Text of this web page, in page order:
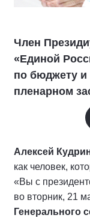
Член
«Единой
по бюджету и
пленарном
Алексей
как человек,
«Вы с
во вторник, 21
Генерального